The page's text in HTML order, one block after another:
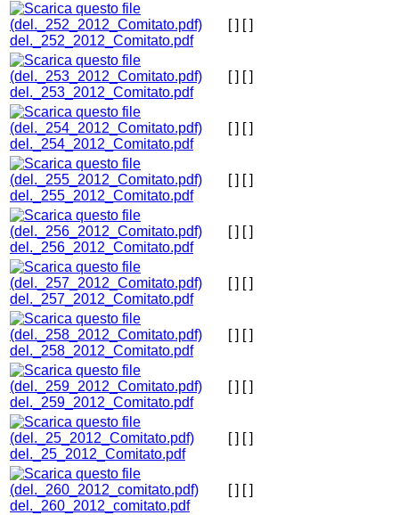
del._252_2012_Comitato.pdf
[ ] [ ]
del._253_2012_Comitato.pdf
[ ] [ ]
del._254_2012_Comitato.pdf
[ ] [ ]
del._255_2012_Comitato.pdf
[ ] [ ]
del._256_2012_Comitato.pdf
[ ] [ ]
del._257_2012_Comitato.pdf
[ ] [ ]
del._258_2012_Comitato.pdf
[ ] [ ]
del._259_2012_Comitato.pdf
[ ] [ ]
del._25_2012_Comitato.pdf
[ ] [ ]
del._260_2012_comitato.pdf
[ ] [ ]